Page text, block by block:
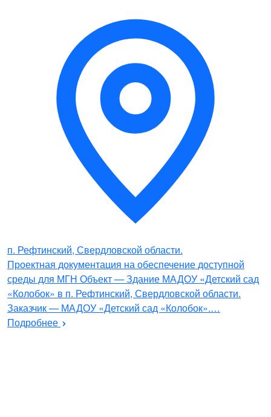
п. Рефтинский, Свердловской области.
Проектная документация на обеспечение доступной
среды для МГН Объект — Здание МАДОУ «Детский сад
«Колобок» в п. Рефтинский, Свердловской области.
Заказчик — МАДОУ «Детский сад «Колобок».…
Подробнее